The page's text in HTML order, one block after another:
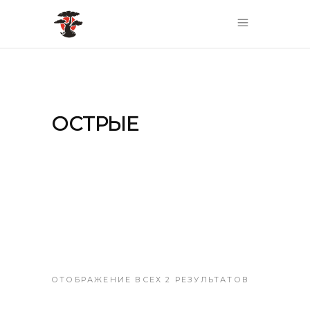
ОСТРЫЕ
ОТОБРАЖЕНИЕ ВСЕХ 2 РЕЗУЛЬТАТОВ